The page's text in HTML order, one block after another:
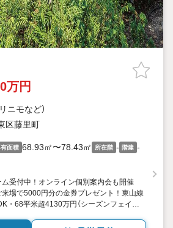
万円
ニモなど）
区藤里町
面積 68.93㎡〜78.43㎡ 所在階 - 階建 -
受付中！オンライン個別案内会も開催
場で5000円分の金券プレゼント！東山線
・68平米超4130万円（シーズンフェイ